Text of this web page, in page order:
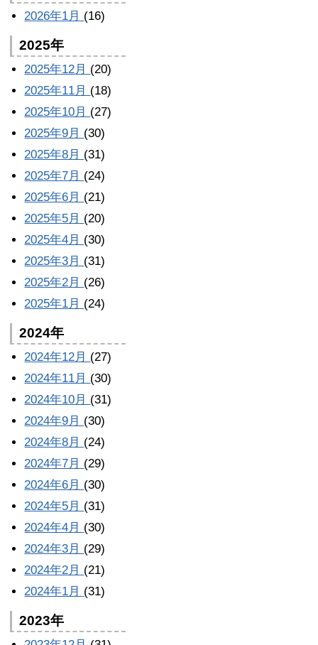
2026年1月 (16)
2025年
2025年12月 (20)
2025年11月 (18)
2025年10月 (27)
2025年9月 (30)
2025年8月 (31)
2025年7月 (24)
2025年6月 (21)
2025年5月 (20)
2025年4月 (30)
2025年3月 (31)
2025年2月 (26)
2025年1月 (24)
2024年
2024年12月 (27)
2024年11月 (30)
2024年10月 (31)
2024年9月 (30)
2024年8月 (24)
2024年7月 (29)
2024年6月 (30)
2024年5月 (31)
2024年4月 (30)
2024年3月 (29)
2024年2月 (21)
2024年1月 (31)
2023年